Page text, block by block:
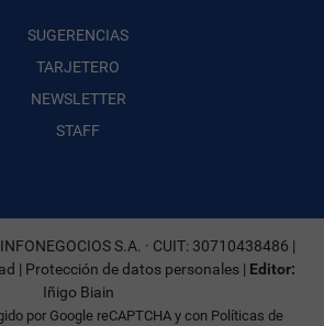
SUGERENCIAS
TARJETERO
NEWSLETTER
STAFF
S.A. · CUIT: 30710438486 |
| Protección de datos personales| Editor:
Iñigo Biain
por Google reCAPTCHA y con Políticas de